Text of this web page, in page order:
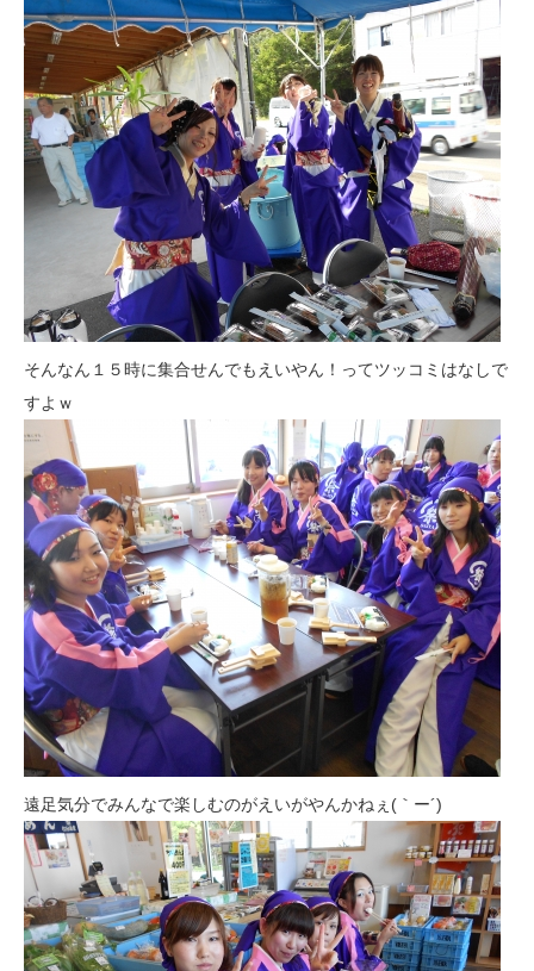
そんなん１５時に集合せんでもえいやん！ってツッコミはなしで
すよｗ
遠足気分でみんなで楽しむのがえいがやんかねぇ(｀ー´)